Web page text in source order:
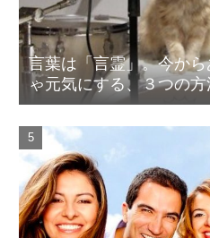
言葉は「言霊」。今か
ゃ元気にする、３つの